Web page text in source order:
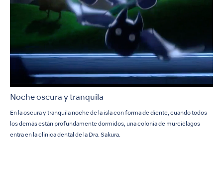
Noche oscura y tranquila
En la oscura y tranquila noche de la isla con forma de diente, cuando todos
los demás están profundamente dormidos, una colonia de murciélagos
entra en la clínica dental de la Dra. Sakura.